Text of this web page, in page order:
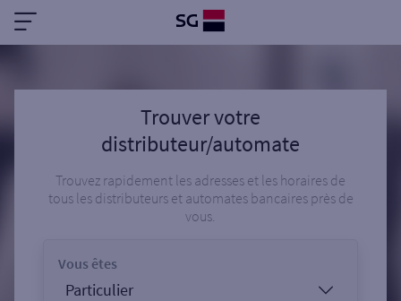
Trouver votre
distributeur/automate
Trouvez rapidement les adresses et les horaires de
tous les distributeurs et automates bancaires près de
vous.
Vous êtes